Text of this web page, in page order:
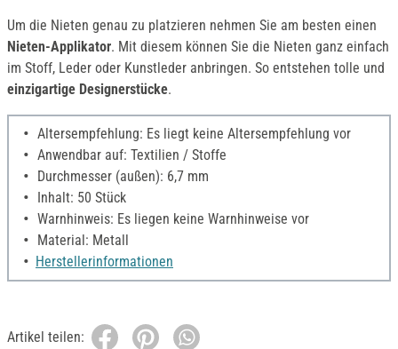
Um die Nieten genau zu platzieren nehmen Sie am besten einen
Nieten-Applikator. Mit diesem können Sie die Nieten ganz einfach
im Stoff, Leder oder Kunstleder anbringen. So entstehen tolle und
einzigartige Designerstücke.
Altersempfehlung: Es liegt keine Altersempfehlung vor
Anwendbar auf: Textilien / Stoffe
Durchmesser (außen): 6,7 mm
Inhalt: 50 Stück
Warnhinweis: Es liegen keine Warnhinweise vor
Material: Metall
Herstellerinformationen
Artikel teilen: